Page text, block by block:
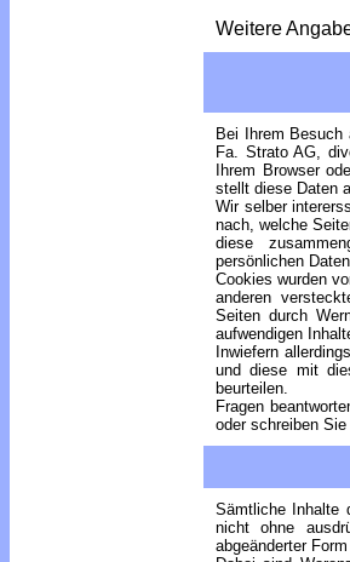
Weitere
Bei Ihrem Besuch
Fa. Strato AG,
Ihrem Browser
stellt diese Daten
Wir selber
nach, welche
diese
persönlichen
Cookies wurden
anderen
Seiten durch
aufwendigen
Inwiefern
und diese mit
beurteilen.
Fragen
oder schreiben
Sämtliche Inhalte
nicht ohne
abgeänderter